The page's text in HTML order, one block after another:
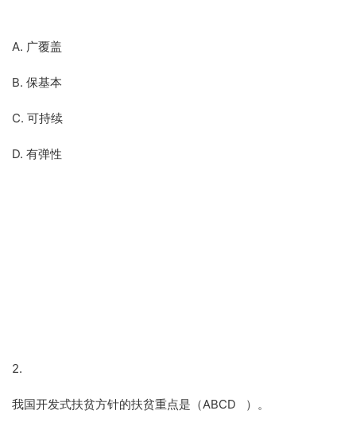
A. 广覆盖
B. 保基本
C. 可持续
D. 有弹性
2.
我国开发式扶贫方针的扶贫重点是（ABCD ）。